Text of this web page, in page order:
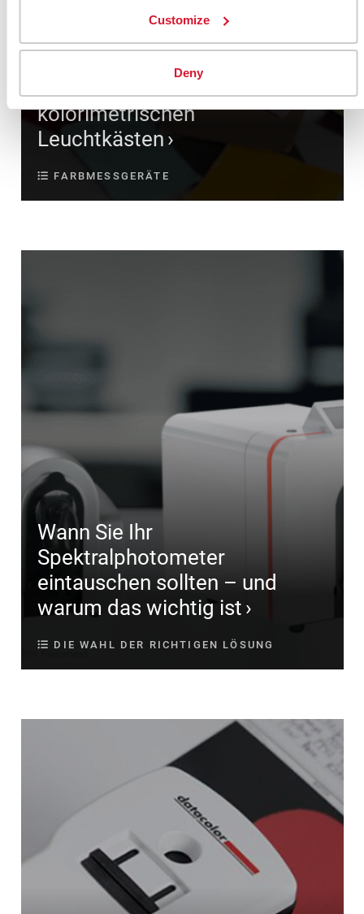
Customize
Deny
Lassen Sie sich nicht von der
Farbe täuschen – der
umfassendste Leitfaden für
die richtige Verwendung von
kolorimetrischen
Leuchtkästen
FARBMESSGERÄTE
Wann Sie Ihr
Spektralphotometer
eintauschen sollten – und
warum das wichtig ist
DIE WAHL DER RICHTIGEN LÖSUNG